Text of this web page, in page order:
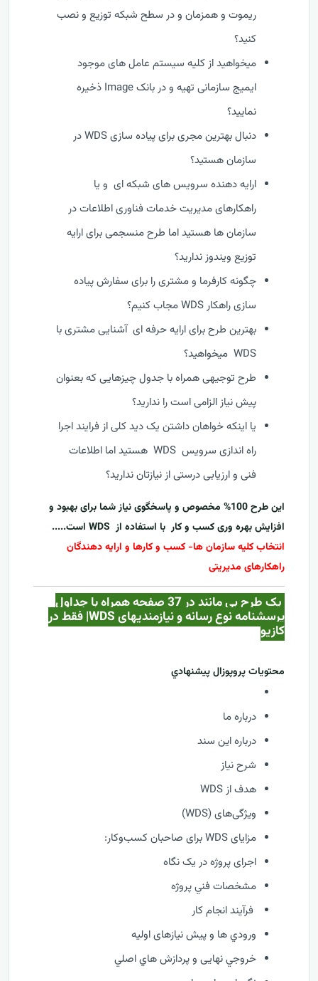
ریموت و همزمان و در سطح شبکه توزیع و نصب
کنید؟
میخواهید از کلیه سیستم عامل های موجود
ایمیج سازمانی تهیه و در بانک Image ذخیره
نمایید؟
دنبال بهترین مجری برای پیاده سازی WDS در
سازمان هستید؟
ارایه دهنده سرویس های شبکه ای و یا
راهکارهای مدیریت خدمات فناوری اطلاعات در
سازمان ها هستید اما طرح منسجمی برای ارایه
توزیع ویندوز ندارید؟
چگونه کارفرما و مشتری را برای سفارش پیاده
سازی راهکار WDS مجاب کنیم؟
بهترین طرح برای ارایه حرفه ای آشنایی مشتری با
WDS میخواهید؟
طرح توجیهی همراه با جدول چیزهایی که بعنوان
پیش نیاز الزامی است را ندارید؟
یا اینکه خواهان داشتن یک دید کلی از فرایند اجرا
راه اندازی سرویس WDS هستید اما اطلاعات
فنی و ارزیابی درستی از نیازتان ندارید؟
این طرح 100% مخصوص و پاسخگوی نیاز شما برای بهبود و
افزایش بهره وری کسب و کار با استفاده از
است.....
انتخاب کلیه سازمان ها- کسب و کارها و ارایه دهندگان
راهکارهای مدیریتی
یک طرح بی مانند در 37 صفحه همراه با جداول
پرسشنامه نوع رسانه و نیازمندیهای WDS| فقط در
کازيو
محتويات پروپوزال پيشنهادي
درباره ما
درباره این سند
شرح نیاز
هدف از WDS
ویژگی‌های (WDS)
مزایای WDS برای صاحبان کسب‌وکار:
اجرای پروژه در یک نگاه
مشخصات فني پروژه
فرآيند انجام کار
ورودي ها و پیش نیازهای اولیه
خروجي نهایی و پردازش هاي اصلي